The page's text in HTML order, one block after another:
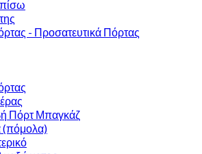
- Προσατευτικά Πόρτας
Πόρτ Μπαγκάζ
(πόμολα)